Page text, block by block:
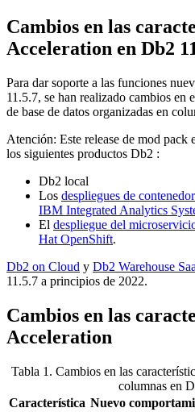
Cambios en las
Acceleration en Db2
Para dar soporte a las funciones
11.5.7, se han realizado cambios en
de base de datos organizadas en
Atención: Este release de mod pack
los siguientes productos Db2 :
Db2 local
Los despliegues de
IBM Integrated Analytics
El despliegue del
Hat OpenShift.
Db2 on Cloud y Db2 Warehouse
11.5.7 a principios de 2022.
Cambios en las
Acceleration
Tabla 1. Cambios en las
columnas en
Característica Nuevo